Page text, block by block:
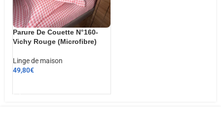
Parure De Couette N°160-
Vichy Rouge (Microfibre)
Linge de maison
49,80€